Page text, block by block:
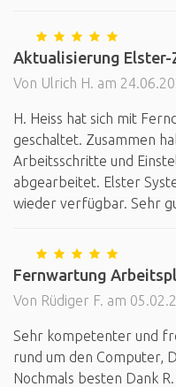
Aktualisierung
Von Ulrich H. am
H. Heiss hat sich mit
geschaltet. Zusammen
Arbeitsschritte und
abgearbeitet. Elster
wieder verfügbar. Sehr
Fernwartung
Von Rüdiger F. am
Sehr kompetenter und
rund um den Computer,
Nochmals besten Dank